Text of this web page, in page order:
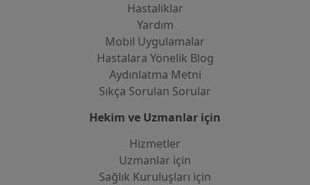
Hastaliklar
Yardım
Mobil Uygulamalar
Hastalara Yönelik Blog
Aydınlatma Metni
Sıkça Sorulan Sorular
Hekim ve Uzmanlar için
Hizmetler
Uzmanlar için
Sağlık Kuruluşları için